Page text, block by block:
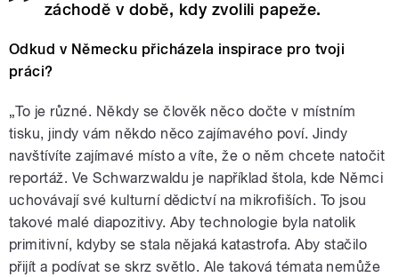
záchodě v době, kdy zvolili papeže.
Odkud v Německu přicházela inspirace pro tvoji
práci?
„To je různé. Někdy se člověk něco dočte v místním
tisku, jindy vám někdo něco zajímavého poví. Jindy
navštívíte zajímavé místo a víte, že o něm chcete natočit
reportáž. Ve Schwarzwaldu je například štola, kde Němci
uchovávají své kulturní dědictví na mikrofiších. To jsou
takové malé diapozitivy. Aby technologie byla natolik
primitivní, kdyby se stala nějaká katastrofa. Aby stačilo
přijít a podívat se skrz světlo. Ale taková témata nemůže